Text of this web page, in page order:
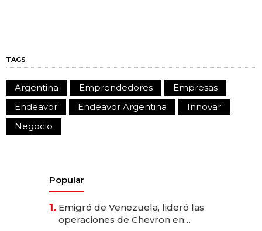
TAGS
Argentina Emprendedores
Empresas
Endeavor
Endeavor Argentina
Innovar
Negocio
Popular
1. Emigró de Venezuela, lideró las
operaciones de Chevron en